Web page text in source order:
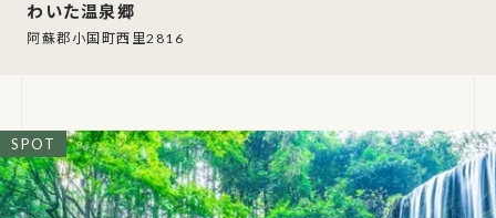
わいた温泉郷
阿蘇郡小国町西里2816